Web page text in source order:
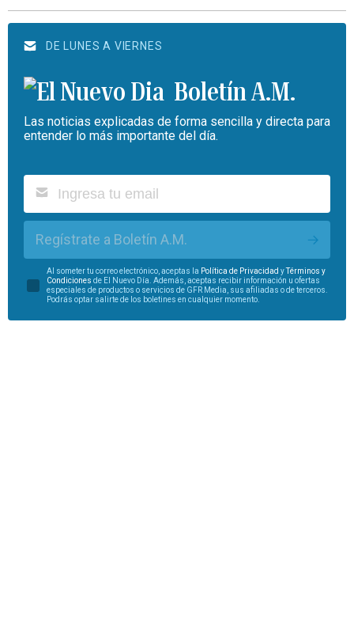
DE LUNES A VIERNES
Boletín A.M.
Las noticias explicadas de forma sencilla y directa para
entender lo más importante del día.
Regístrate a Boletín A.M.
Al someter tu correo electrónico, aceptas la Política de Privacidad y
Términos y
Condiciones de El Nuevo Día. Además, aceptas recibir información u ofertas
especiales de productos o servicios de GFR Media, sus afiliadas o de terceros.
Podrás optar salirte de los boletines en cualquier momento.